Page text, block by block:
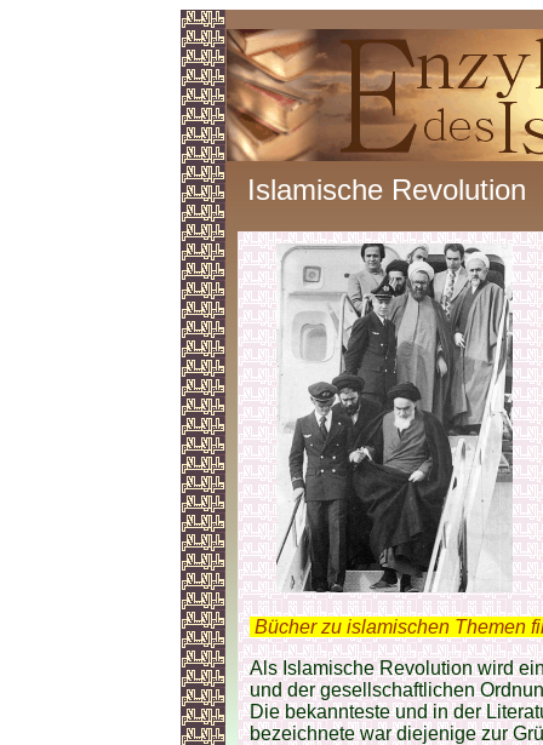
Islamische Revolution
Bücher zu islamischen Themen
Als Islamische Revolution wird
und der gesellschaftlichen
Die bekannteste und in der
bezeichnete war diejenige zur